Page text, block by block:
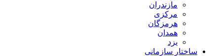
مازندران
مرکزی
هرمزگان
همدان
یزد
ساختار سازمانی